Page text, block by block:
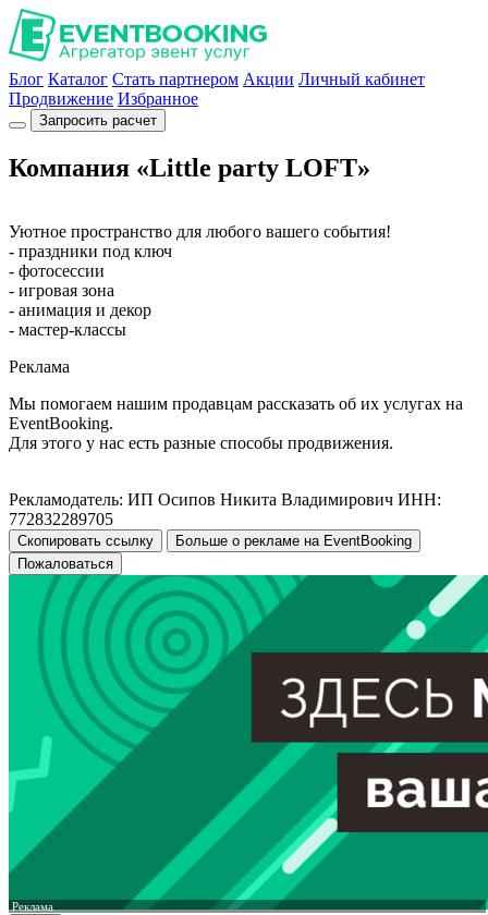
Блог Каталог Стать партнером Акции Личный кабинет
Продвижение Избранное
Запросить расчет
Компания «Little party LOFT»
Уютное пространство для любого вашего события!
- праздники под ключ
- фотосессии
- игровая зона
- анимация и декор
- мастер-классы
Реклама
Мы помогаем нашим продавцам рассказать об их услугах на
EventBooking.
Для этого у нас есть разные способы продвижения.
Рекламодатель: ИП Осипов Никита Владимирович ИНН:
772832289705
Скопировать ссылку
Больше о рекламе на EventBooking
Пожаловаться
Реклама